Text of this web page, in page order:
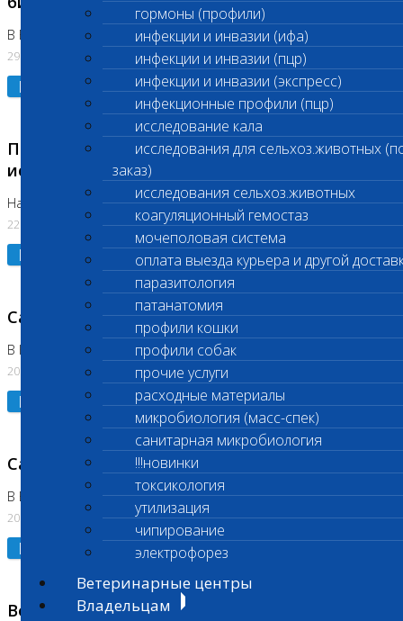
гормоны (профили)
инфекции и инвазии (ифа)
инфекции и инвазии (пцр)
инфекции и инвазии (экспресс)
инфекционные профили (пцр)
исследование кала
исследования для сельхоз.животных
заказ)
исследования сельхоз.животных
коагуляционный гемостаз
мочеполовая система
оплата выезда курьера и другой
паразитология
патанатомия
профили кошки
профили собак
прочие услуги
расходные материалы
микробиология (масс-спек)
санитарная микробиология
!!!новинки
токсикология
утилизация
чипирование
электрофорез
Ветеринарные центры
Владельцам
В Бутово 29.07.26
29.07.2026
Подробнее
Приостановлено выполнение биохимических
исследований
На Нагорной. Код ( 123,310,309)
22.07.2026
Подробнее
Санитарные дни
В Коломне 24.07.2026 и 28.07.2026
20.07.2026
Подробнее
Санитарный день
В Бутово 21.07.2026
20.07.2026
Подробнее
Возобновлено выполнение срочных